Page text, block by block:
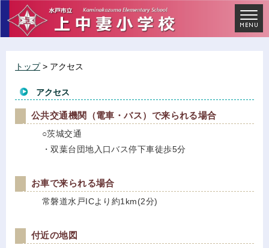
トップ> アクセス
アクセス
公共交通機関（電車・バス）で来られる場合
○茨城交通
・双葉台団地入口バス停下車徒歩5分
お車で来られる場合
常磐道水戸ICより約1km(2分)
付近の地図